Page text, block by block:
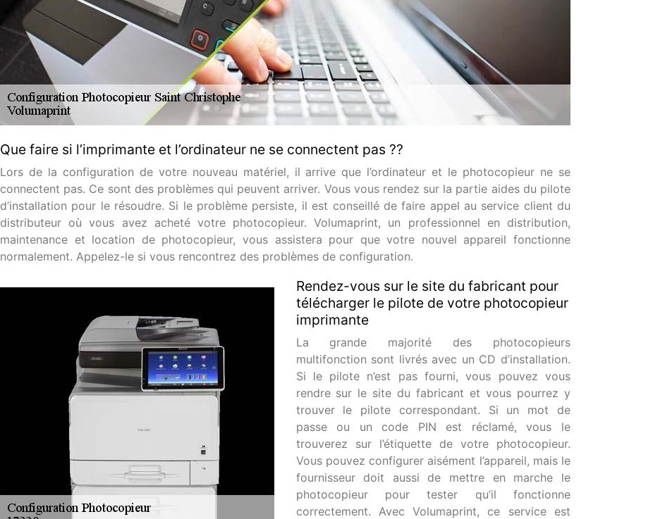
Que faire si l’imprimante et l’ordinateur ne se connectent pas ??
Lors de la configuration de votre nouveau matériel, il arrive que l’ordinateur et le photocopieur ne se
connectent pas. Ce sont des problèmes qui peuvent arriver. Vous vous rendez sur la partie aides du pilote
d’installation pour le résoudre. Si le problème persiste, il est conseillé de faire appel au service client du
distributeur où vous avez acheté votre photocopieur. Volumaprint, un professionnel en distribution,
maintenance et location de photocopieur, vous assistera pour que votre nouvel appareil fonctionne
normalement. Appelez-le si vous rencontrez des problèmes de configuration.
Rendez-vous sur le site du fabricant pour
télécharger le pilote de votre photocopieur
imprimante
La grande majorité des photocopieurs
multifonction sont livrés avec un CD d’installation.
Si le pilote n’est pas fourni, vous pouvez vous
rendre sur le site du fabricant et vous pourrez y
trouver le pilote correspondant. Si un mot de
passe ou un code PIN est réclamé, vous le
trouverez sur l’étiquette de votre photocopieur.
Vous pouvez configurer aisément l’appareil, mais le
fournisseur doit aussi de mettre en marche le
photocopieur pour tester qu’il fonctionne
correctement. Avec Volumaprint, ce service est